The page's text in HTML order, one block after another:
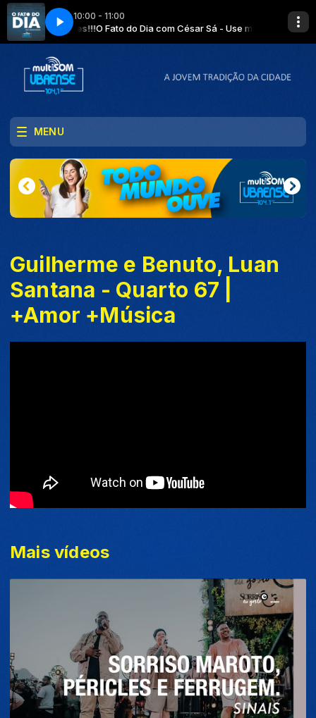
10:00 - 11:00
O Fato do Dia com César Sá - Use máscara!!! Evite
Naldo Neto ESPORTE ESPETACULAR com Naldo Neto
MENU
Guilherme e Benuto, Luan
Santana - Quarto 67 |
+Amor +Música
Mais vídeos